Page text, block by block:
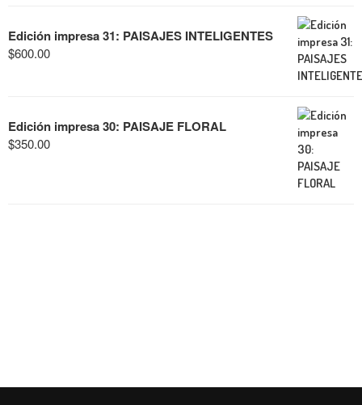
Edición impresa 31: PAISAJES INTELIGENTES
$600.00
Edición impresa 30: PAISAJE FLORAL
$350.00